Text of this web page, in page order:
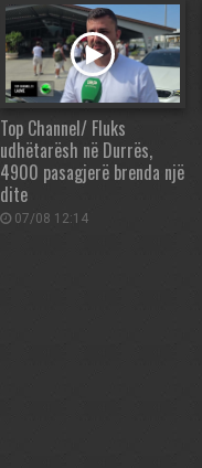
Top Channel/ Fluks
udhëtarësh në Durrës,
4900 pasagjerë brenda një
dite
07/08 12:14